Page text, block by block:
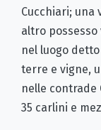
Cucchiari; una
altro possesso
nel luogo
terre e vigne,
nelle contrade
35 carlini e